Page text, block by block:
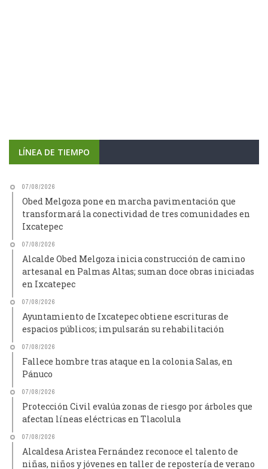
LÍNEA DE TIEMPO
07/08/2026
Obed Melgoza pone en marcha pavimentación que
transformará la conectividad de tres comunidades en
Ixcatepec
07/08/2026
Alcalde Obed Melgoza inicia construcción de camino
artesanal en Palmas Altas; suman doce obras iniciadas
en Ixcatepec
07/08/2026
Ayuntamiento de Ixcatepec obtiene escrituras de
espacios públicos; impulsarán su rehabilitación
07/08/2026
Fallece hombre tras ataque en la colonia Salas, en
Pánuco
07/08/2026
Protección Civil evalúa zonas de riesgo por árboles que
afectan líneas eléctricas en Tlacolula
07/08/2026
Alcaldesa Aristea Fernández reconoce el talento de
niñas, niños y jóvenes en taller de repostería de verano